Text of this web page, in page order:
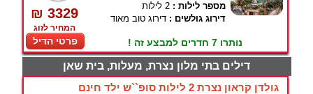
₪ 3329
המחיר לזוג
פרטי הדיל
מספר לילות : 2 לילות
דירוג גולשים : דירוג טוב מאוד
נותרו 7 חדרים למבצע זה !
דילים בתי מלון נצרת, מעלות, בית שאן
גולדן קראון נצרת 2 לילות סופ``ש ילד חינם